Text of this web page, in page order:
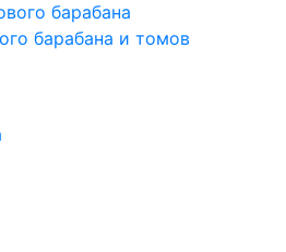
барабана
барабана и томов